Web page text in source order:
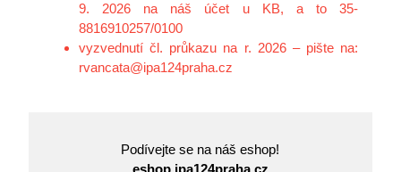
9. 2026 na náš účet u KB, a to 35-
8816910257/0100
vyzvednutí čl. průkazu na r. 2026 – pište na:
rvancata@ipa124praha.cz
Podívejte se na náš eshop!
eshop.ipa124praha.cz